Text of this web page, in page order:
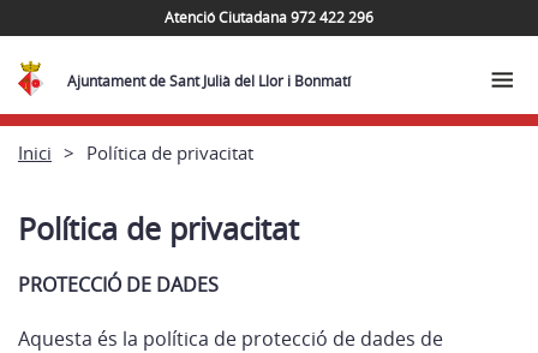
Atenció Ciutadana 972 422 296
Ajuntament de Sant Julià del Llor i Bonmatí
Inici Política de privacitat
Política de privacitat
PROTECCIÓ DE DADES
Aquesta és la política de protecció de dades de